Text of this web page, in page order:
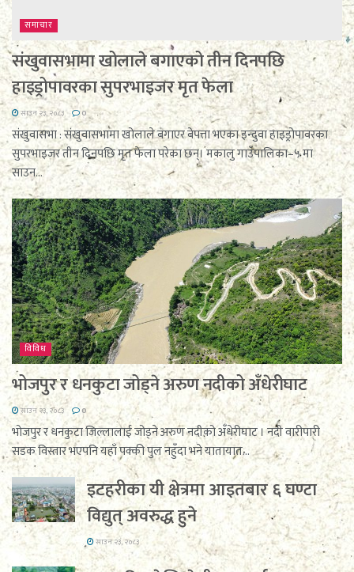
समाचार
संखुवासभामा खोलाले बगाएको तीन दिनपछि
हाइड्रोपावरका सुपरभाइजर मृत फेला
साउन २३, २०८३ 0
संखुवासभा : संखुवासभामा खोलाले बगाएर बेपत्ता भएका इन्दुवा हाइड्रोपावरका
सुपरभाइजर तीन दिनपछि मृत फेला परेका छन्। मकालु गाउँपालिका–५ मा
साउन...
विविध
भोजपुर र धनकुटा जोड्ने अरुण नदीको अँधेरीघाट
साउन २३, २०८३ 0
भोजपुर र धनकुटा जिल्लालाई जोड्ने अरुण नदीको अँधेरीघाट । नदी वारीपारी
सडक विस्तार भएपनि यहाँ पक्की पुल नहुँदा भने यातायात...
इटहरीका यी क्षेत्रमा आइतबार ६ घण्टा
विद्युत् अवरुद्ध हुने
साउन २३, २०८३